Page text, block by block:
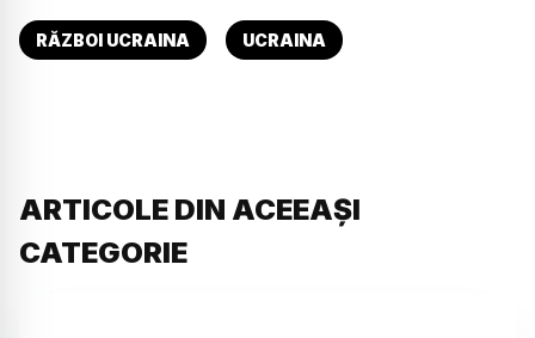
RĂZBOI UCRAINA UCRAINA
ARTICOLE DIN ACEEAȘI
CATEGORIE